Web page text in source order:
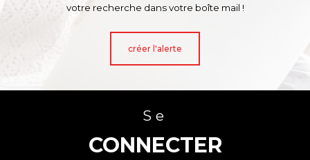
votre recherche dans votre boîte mail !
créer l'alerte
Se
CONNECTER